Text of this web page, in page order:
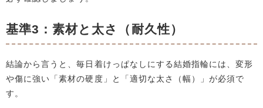
基準3：素材と太さ（耐久性）
結論から言うと、毎日着けっぱなしにする結婚指輪には、変形
や傷に強い「素材の硬度」と「適切な太さ（幅）」が必須で
す。